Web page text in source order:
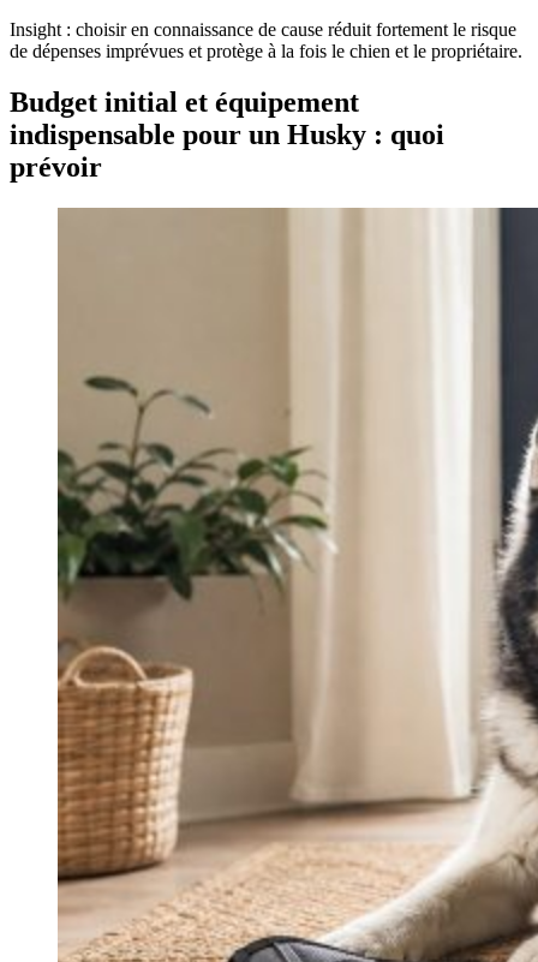
Insight : choisir en connaissance de cause réduit fortement le risque
de dépenses imprévues et protège à la fois le chien et le propriétaire.
Budget initial et équipement
indispensable pour un Husky : quoi
prévoir